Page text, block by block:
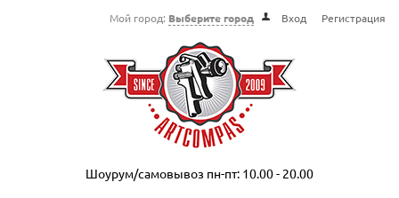
Мой город: Выберите город Вход Регистрация
Шоурум/самовывоз пн-пт: 10.00 - 20.00